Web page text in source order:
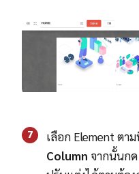
7 เลือก Element ตา
Column จากนั้นกด